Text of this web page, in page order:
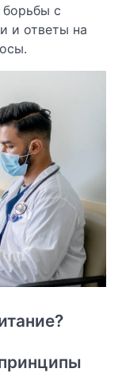
борьбы с
и ответы на